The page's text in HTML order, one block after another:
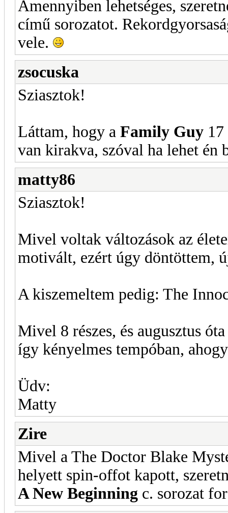
Amennyiben lehetséges,
című sorozatot.
vele.
zsocuska
Sziasztok!
Láttam, hogy a Family Guy
van kirakva, szóval ha lehet én
matty86
Sziasztok!
Mivel voltak változások az
motivált, ezért úgy döntöttem,
A kiszemeltem pedig: The
Mivel 8 részes, és augusztus
így kényelmes tempóban,
Üdv:
Matty
Zire
Mivel a The Doctor Blake
helyett spin-offot kapott,
A New Beginning c. sorozat